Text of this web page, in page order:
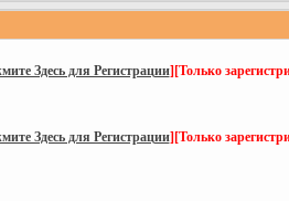
Здесь для Регистрации] [Только
Здесь для Регистрации] [Только